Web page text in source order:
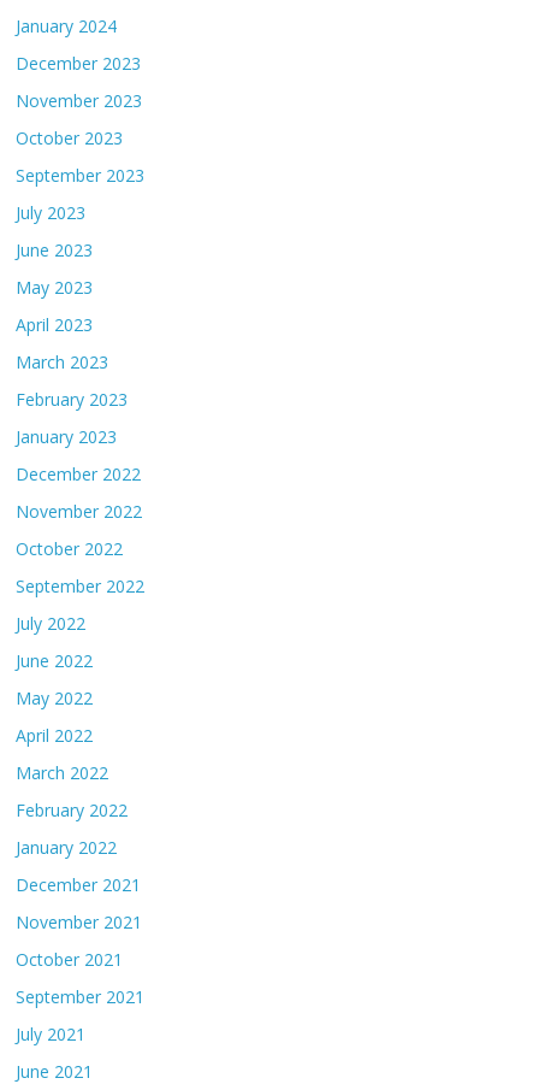
January 2024
December 2023
November 2023
October 2023
September 2023
July 2023
June 2023
May 2023
April 2023
March 2023
February 2023
January 2023
December 2022
November 2022
October 2022
September 2022
July 2022
June 2022
May 2022
April 2022
March 2022
February 2022
January 2022
December 2021
November 2021
October 2021
September 2021
July 2021
June 2021